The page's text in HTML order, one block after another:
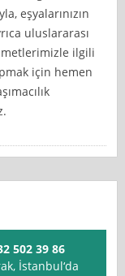
eşyalarınızın
uluslararası
ilgili
için hemen
502 39 86
İstanbul‘da